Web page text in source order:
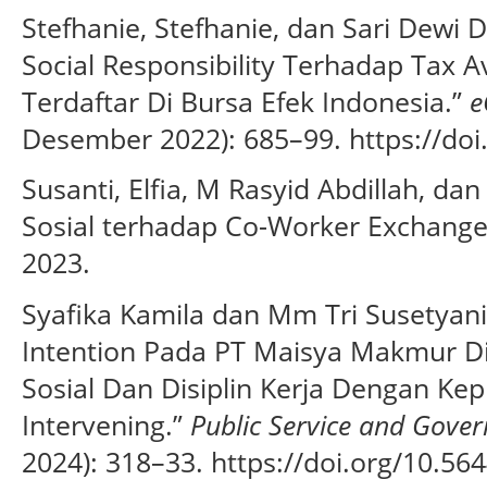
Stefhanie, Stefhanie, dan Sari Dewi
Social Responsibility Terhadap Tax
Terdaftar Di Bursa Efek Indonesia.”
Desember 2022): 685–99. https://
Susanti, Elfia, M Rasyid Abdillah,
Sosial terhadap Co-Worker
2023.
Syafika Kamila dan Mm Tri
Intention Pada PT Maisya Makmur
Sosial Dan Disiplin Kerja Dengan
Intervening.” Public Service and
2024): 318–33. https://doi.org/